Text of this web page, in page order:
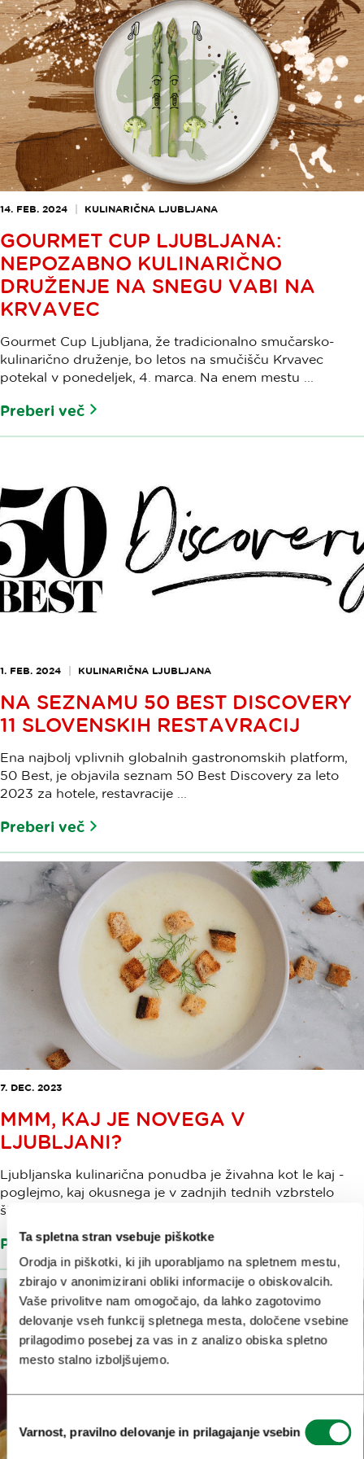
Ta spletna stran vsebuje piškotke
Orodja in piškotki, ki jih uporabljamo na spletnem mestu,
zbirajo v anonimizirani obliki informacije o obiskovalcih.
Vaše privolitve nam omogočajo, da lahko zagotovimo
delovanje vseh funkcij spletnega mesta, določene vsebine
prilagodimo posebej za vas in z analizo obiska spletno
mesto stalno izboljšujemo.
soglasja
Varnost, pravilno delovanje in prilagajanje vsebin
14. FEB. 2024 KULINARIČNA LJUBLJANA
GOURMET CUP LJUBLJANA:
NEPOZABNO KULINARIČNO
DRUŽENJE NA SNEGU VABI NA
KRVAVEC
Gourmet Cup Ljubljana, že tradicionalno smučarsko-
kulinarično druženje, bo letos na smučišču Krvavec
potekal v ponedeljek, 4. marca. Na enem mestu ...
Preberi več
1. FEB. 2024 KULINARIČNA LJUBLJANA
NA SEZNAMU 50 BEST DISCOVERY
11 SLOVENSKIH RESTAVRACIJ
Ena najbolj vplivnih globalnih gastronomskih platform,
50 Best, je objavila seznam 50 Best Discovery za leto
2023 za hotele, restavracije ...
Preberi več
7. DEC. 2023
MMM, KAJ JE NOVEGA V
LJUBLJANI?
Ljubljanska kulinarična ponudba je živahna kot le kaj -
poglejmo, kaj okusnega je v zadnjih tednih vzbrstelo
širom prestolnice – ...
Preberi več